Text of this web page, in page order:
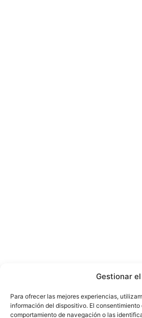
Gestionar
Para ofrecer las mejores experiencias,
información del dispositivo. El
comportamiento de navegación o las